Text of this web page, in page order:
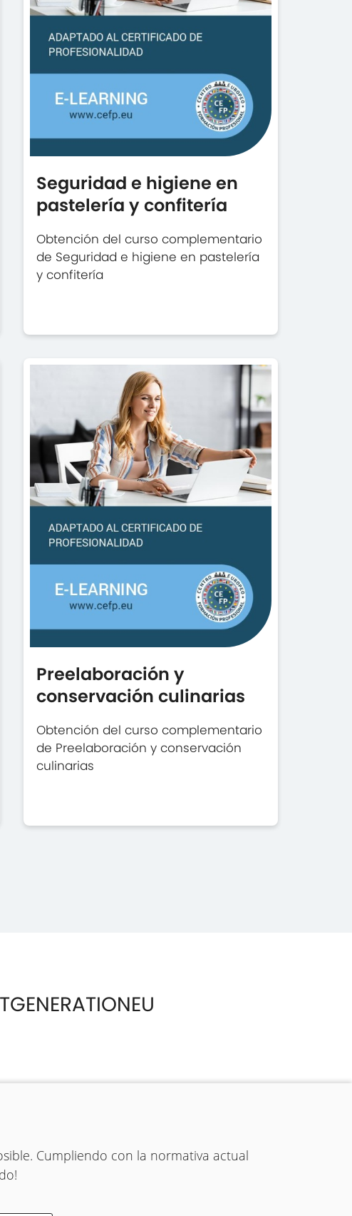
Cumpliendo con la normativa actual
Seguridad e higiene en
pastelería y confitería
Obtención del curso complementario
de Seguridad e higiene en pastelería
y confitería
Preelaboración y
conservación culinarias
Obtención del curso complementario
de Preelaboración y conservación
culinarias